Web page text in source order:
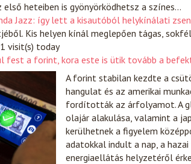
első heteiben is gyönyörködhetsz a színes…
Jazz: így lett a kisautóból helykínálati
Kis helyen kínál meglepően tágas,
visit(s) today
fest a forint, kora este is ütik tovább a
A forint stabilan kezdte a
hangulat és az amerikai
fordították az árfolyamot. A
olajár alakulása, valamint a
kerülhetnek a figyelem
adatokkal indult a nap, a
energiaellátás helyzetéről